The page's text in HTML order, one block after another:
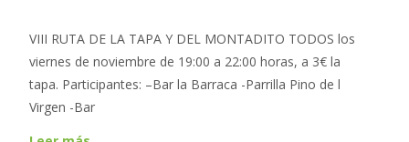
VIII RUTA DE LA TAPA Y DEL MONTADITO TODOS los
viernes de noviembre de 19:00 a 22:00 horas, a 3€ la
tapa. Participantes: –Bar la Barraca -Parrilla Pino de l
Virgen -Bar